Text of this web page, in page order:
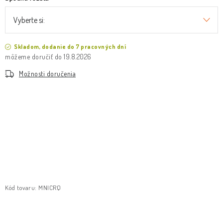
Skladom, dodanie do 7 pracovných dní
19.8.2026
Možnosti doručenia
Kód tovaru: MNICRQ